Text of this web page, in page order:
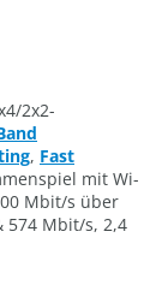
2x2-
, Fast
mit Wi-
Mbit/s über
574 Mbit/s, 2,4